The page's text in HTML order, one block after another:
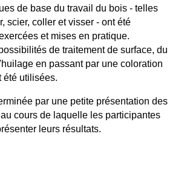
de base du travail du bois - telles
scier, coller et visser - ont été
et mises en pratique.
de traitement de surface, du
en passant par une coloration
été utilisées.
par une petite présentation des
cours de laquelle les participantes
leurs résultats.